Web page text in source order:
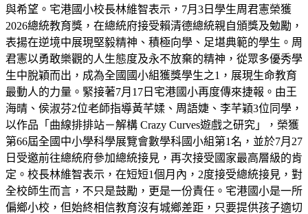
與希望。宅港國小校長林維智表示，7月3日學生周君憲榮獲
2026總統教育獎，在總統府接受賴清德總統親自頒獎及勉勵，
表揚在逆境中展現堅毅精神、積極向學、足堪典範的學生。周
君憲以勇敢樂觀的人生態度及永不放棄的精神，從眾多優秀學
生中脫穎而出，成為全國國小組獲獎學生之1，展現生命教育
最動人的力量。緊接著7月17日宅港國小再度傳來捷報。由王
海晴、侯淑芬2位老師指導黃芊媃、周語婕、李芊穎3位同學，
以作品「曲線排排站－解構 Crazy Curves遊戲之研究」，榮獲
第66屆全國中小學科學展覽會數學科國小組第1名，並於7月27
日受邀前往總統府參加總統接見，再次接受國家最高層級的肯
定。校長林維智表示，在短短1個月內，2度接受總統接見，對
全校師生而言，不只是鼓勵，更是一份責任。宅港國小是一所
偏鄉小校，但始終相信教育沒有城鄉差距，只要提供孩子適切